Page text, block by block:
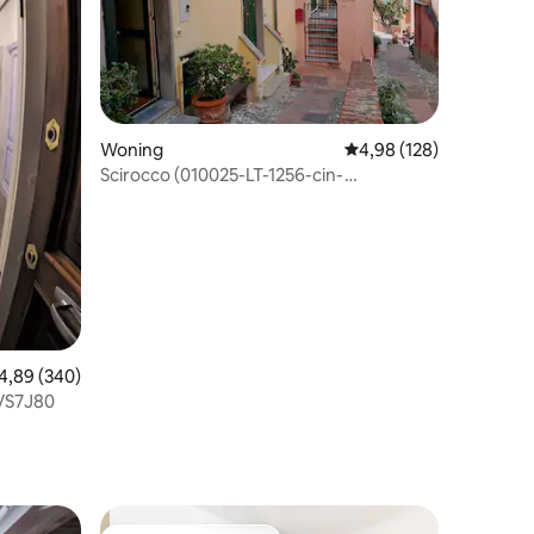
beoordeling van 4,89 uit 5, 340 recensies
(340)
Woning Gemiddelde
4,98 (128)
Scirocco (010025-LT-1256-cin-